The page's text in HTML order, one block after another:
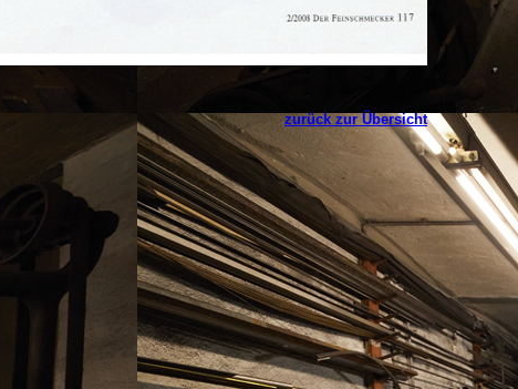
zurück zur Übersicht